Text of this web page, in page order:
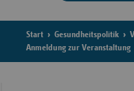
Start Gesundheitspolitik
Anmeldung zur Veranstaltung